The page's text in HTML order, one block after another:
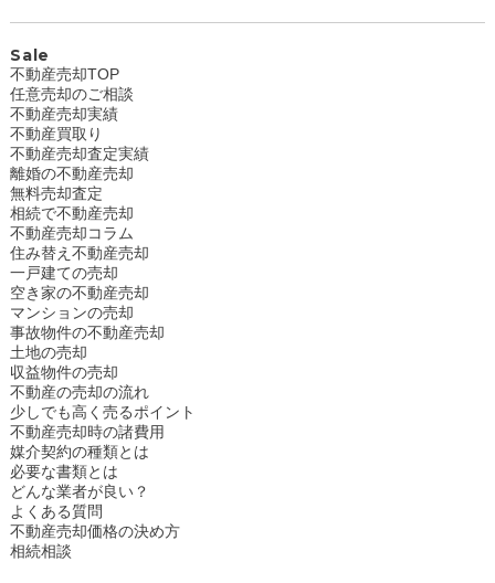
Sale
不動産売却TOP
任意売却のご相談
不動産売却実績
不動産買取り
不動産売却査定実績
離婚の不動産売却
無料売却査定
相続で不動産売却
不動産売却コラム
住み替え不動産売却
一戸建ての売却
空き家の不動産売却
マンションの売却
事故物件の不動産売却
土地の売却
収益物件の売却
不動産の売却の流れ
少しでも高く売るポイント
不動産売却時の諸費用
媒介契約の種類とは
必要な書類とは
どんな業者が良い？
よくある質問
不動産売却価格の決め方
相続相談